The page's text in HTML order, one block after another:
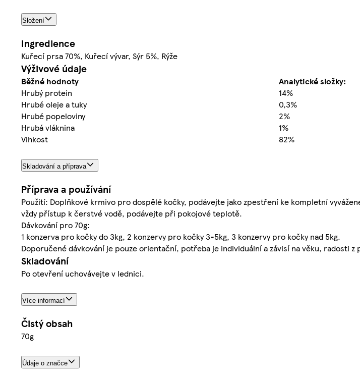
Složení
Ingredience
Kuřecí prsa 70%, Kuřecí vývar, Sýr 5%, Rýže
Výživové údaje
Běžné hodnoty
Analytické složky:
Hrubý protein
14%
Hrubé oleje a tuky
0,3%
Hrubé popeloviny
2%
Hrubá vláknina
1%
Vlhkost
82%
Skladování a příprava
Příprava a používání
Použití: Doplňkové krmivo pro dospělé kočky, podávejte jako zpestření ke kompletní
vždy přístup k čerstvé vodě, podávejte při pokojové teplotě.
Dávkování pro 70g:
1 konzerva pro kočky do 3kg, 2 konzervy pro kočky 3-5kg, 3 konzervy pro kočky nad 5kg.
Doporučené dávkování je pouze orientační, potřeba je individuální a závisí na věku, radosti
Skladování
Po otevření uchovávejte v lednici.
Více informací
Čistý obsah
70g
Údaje o značce